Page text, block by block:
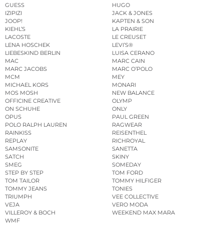
GUESS
HUGO
IZIPIZI
JACK & JONES
JOOP!
KAPTEN & SON
KIEHL’S
LA PRAIRIE
LACOSTE
LE CREUSET
LENA HOSCHEK
LEVI’S®
LIEBESKIND BERLIN
LUISA CERANO
MAC
MARC CAIN
MARC JACOBS
MARC O’POLO
MCM
MEY
MICHAEL KORS
MONARI
MOS MOSH
NEW BALANCE
OFFICINE CREATIVE
OLYMP
ON SCHUHE
ONLY
OPUS
PAUL GREEN
POLO RALPH LAUREN
RAGWEAR
RAINKISS
REISENTHEL
REPLAY
RICHROYAL
SAMSONITE
SANETTA
SATCH
SKINY
SMEG
SOMEDAY
STEP BY STEP
TOM FORD
TOM TAILOR
TOMMY HILFIGER
TOMMY JEANS
TONIES
TRIUMPH
VEE COLLECTIVE
VEJA
VERO MODA
VILLEROY & BOCH
WEEKEND MAX MARA
WMF